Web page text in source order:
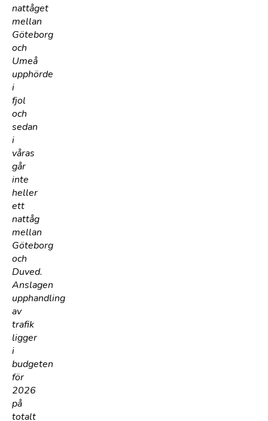
nattåget
mellan
Göteborg
och
Umeå
upphörde
i
fjol
och
sedan
i
våras
går
inte
heller
ett
nattåg
mellan
Göteborg
och
Duved.
Anslagen
upphandling
av
trafik
ligger
i
budgeten
för
2026
på
totalt